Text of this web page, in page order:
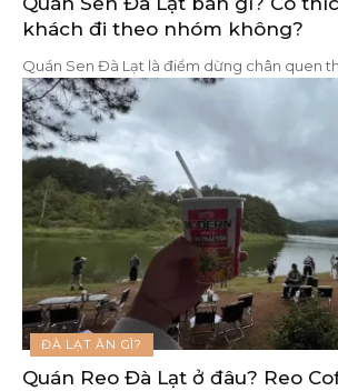
khách đi theo nhóm không?
Quán Sen Đà Lạt là điểm dừng chân quen
ĐÀ LẠT ĂN GÌ?
Quán Reo Đà Lạt ở đâu? Reo